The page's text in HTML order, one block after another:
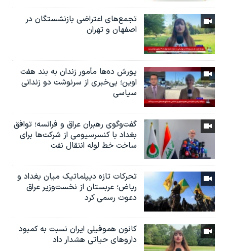
تجمع‌های اعتراضی بازنشستگان در
اصفهان و تهران
یورش ده‌ها مأمور زندان به بند هفت
اوین؛ بی‌خبری از سرنوشت دو زندانی
سیاسی
گفت‌وگوی رهبران عراق و فرانسه؛ توافق
بغداد با کنسرسیومی از شرکت‌ها برای
ساخت خط لوله انتقال نفت
تحرکات تازه دیپلماتیک میان بغداد و
ریاض؛ عربستان از نخست‌وزیر عراق
دعوت رسمی کرد
کانون هموفیلی ایران نسبت به کمبود
داروهای حیاتی هشدار داد